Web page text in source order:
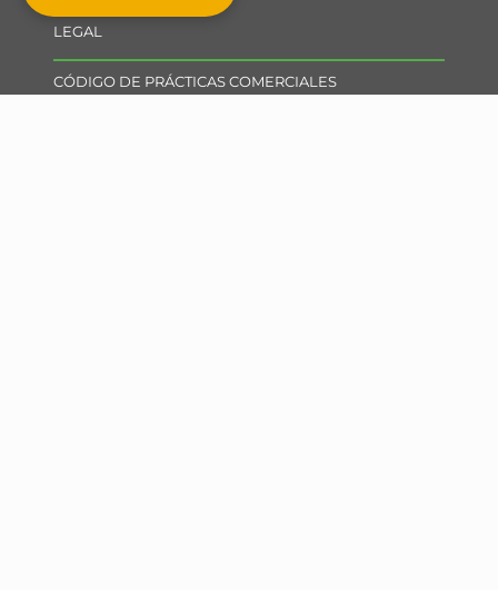
LEGAL
CÓDIGO DE PRÁCTICAS COMERCIALES